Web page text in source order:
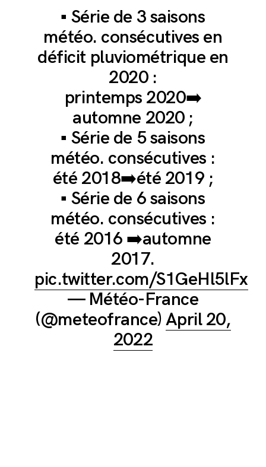
▪️ Série de 3 saisons
météo. consécutives en
déficit pluviométrique en
2020 :
printemps 2020➡️
automne 2020 ;
▪️ Série de 5 saisons
météo. consécutives :
été 2018➡️été 2019 ;
▪️ Série de 6 saisons
météo. consécutives :
été 2016 ➡️automne
2017.
pic.twitter.com/S1GeHl5lFx
— Météo-France
(@meteofrance)April 20,
2022